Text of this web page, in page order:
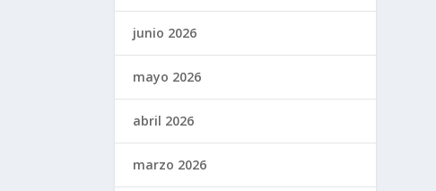
junio 2026
mayo 2026
abril 2026
marzo 2026